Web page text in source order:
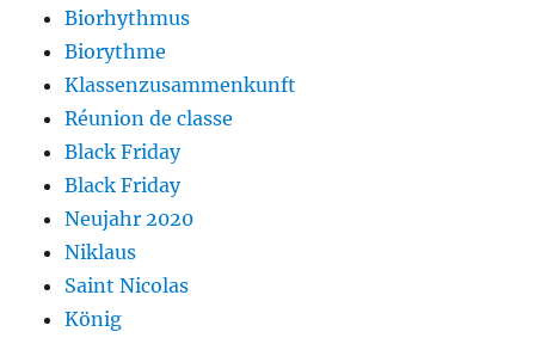
Biorhythmus
Biorythme
Klassenzusammenkunft
Réunion de classe
Black Friday
Black Friday
Neujahr 2020
Niklaus
Saint Nicolas
König